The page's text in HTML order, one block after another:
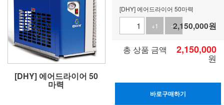
[DHY] 에어드라이어 50
마력
[DHY] 에어드라이어 50마력
+1
-12,150,000원
총 상품 금액 2,150,000
원
바로구매하기